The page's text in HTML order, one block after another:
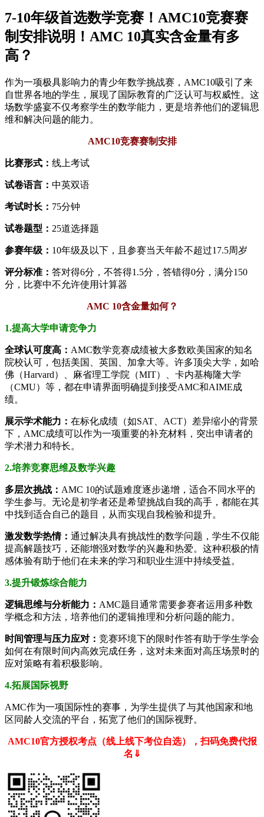
7-10年级首选数学竞赛！AMC10竞赛赛
制安排说明！AMC 10真实含金量有多
高？
作为一项极具影响力的青少年数学挑战赛，AMC10吸引了来
自世界各地的学生，展现了国际教育的广泛认可与权威性。这
场数学盛宴不仅考察学生的数学能力，更是培养他们的逻辑思
维和解决问题的能力。
AMC10竞赛赛制安排
比赛形式： 线上考试
试卷语言： 中英双语
考试时长： 75分钟
试卷题型： 25道选择题
参赛年级： 10年级及以下，且参赛当天年龄不超过17.5周岁
评分标准： 答对得6分，不答得1.5分，答错得0分，满分150
分，比赛中不允许使用计算器
AMC 10含金量如何？
1.提高大学申请竞争力
全球认可度高： AMC数学竞赛成绩被大多数欧美国家的知名
院校认可，包括美国、英国、加拿大等。许多顶尖大学，如哈
佛（Harvard）、麻省理工学院（MIT）、卡内基梅隆大学
（CMU）等，都在申请界面明确提到接受AMC和AIME成
绩。
展示学术能力： 在标化成绩（如SAT、ACT）差异缩小的背景
下，AMC成绩可以作为一项重要的补充材料，突出申请者的
学术潜力和特长。
2.培养竞赛思维及数学兴趣
多层次挑战： AMC 10的试题难度逐步递增，适合不同水平的
学生参与。无论是初学者还是希望挑战自我的高手，都能在其
中找到适合自己的题目，从而实现自我检验和提升。
激发数学热情： 通过解决具有挑战性的数学问题，学生不仅能
提高解题技巧，还能增强对数学的兴趣和热爱。这种积极的情
感体验有助于他们在未来的学习和职业生涯中持续受益。
3.提升锻炼综合能力
逻辑思维与分析能力： AMC题目通常需要参赛者运用多种数
学概念和方法，培养他们的逻辑推理和分析问题的能力。
时间管理与压力应对： 竞赛环境下的限时作答有助于学生学会
如何在有限时间内高效完成任务，这对未来面对高压场景时的
应对策略有着积极影响。
4.拓展国际视野
AMC作为一项国际性的赛事，为学生提供了与其他国家和地
区同龄人交流的平台，拓宽了他们的国际视野。
AMC10官方授权考点（线上线下考位自选），扫码免费代报
名⇓